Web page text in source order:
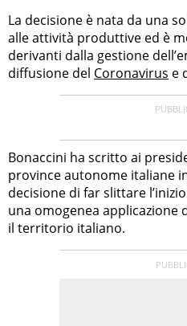
La decisione è nata da una
alle attività produttive ed è
derivanti dalla gestione
diffusione del Coronavirus e
Bonaccini ha scritto ai
province autonome italiane
decisione di far slittare
una omogenea
il territorio italiano.